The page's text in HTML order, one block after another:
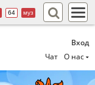
Вход
Чат
О нас
64 муз